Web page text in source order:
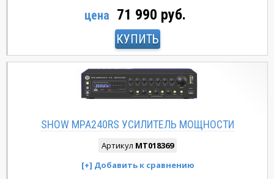
цена 71 990 руб.
КУПИТЬ
SHOW MPA240RS УСИЛИТЕЛЬ МОЩНОСТИ
Артикул MT018369